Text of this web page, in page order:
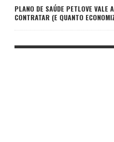
PLANO DE SAÚDE PETLOVE VALE
CONTRATAR (E QUANTO